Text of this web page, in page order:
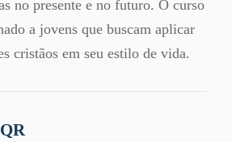
no presente e no futuro. O curso
a jovens que buscam aplicar
cristãos em seu estilo de vida.